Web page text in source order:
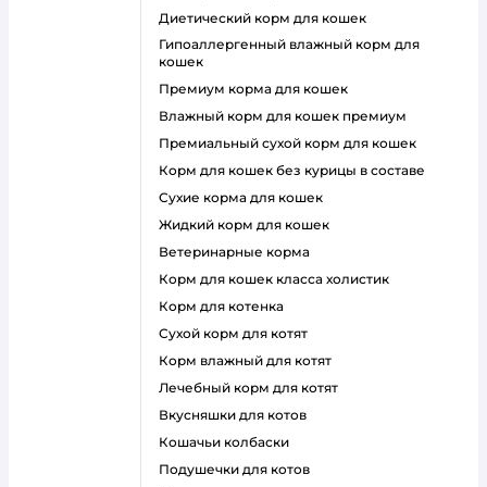
диетический корм для кошек
гипоаллергенный влажный корм для
кошек
премиум корма для кошек
влажный корм для кошек премиум
премиальный сухой корм для кошек
корм для кошек без курицы в составе
сухие корма для кошек
жидкий корм для кошек
ветеринарные корма
корм для кошек класса холистик
корм для котенка
сухой корм для котят
корм влажный для котят
лечебный корм для котят
вкусняшки для котов
кошачьи колбаски
подушечки для котов